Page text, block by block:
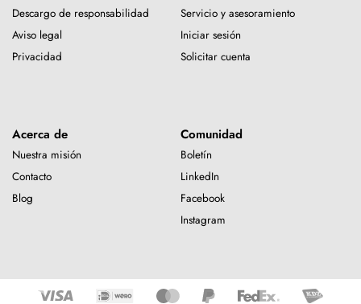
Descargo de responsabilidad
Aviso legal
Privacidad
Servicio y asesoramiento
Iniciar sesión
Solicitar cuenta
Acerca de
Nuestra misión
Contacto
Blog
Comunidad
Boletín
LinkedIn
Facebook
Instagram